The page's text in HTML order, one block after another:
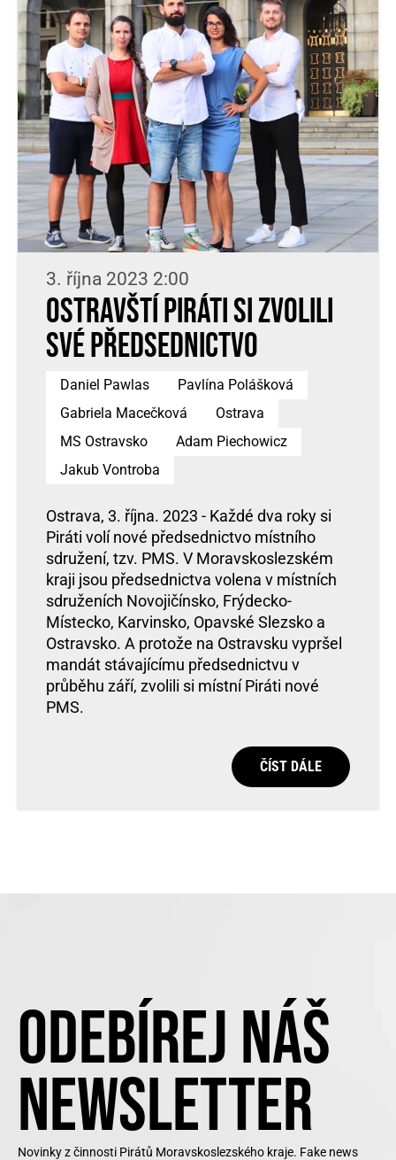
3. října 2023 2:00
Ostravští Piráti si zvolili
své předsednictvo
Daniel Pawlas
Pavlína Polášková
Gabriela Macečková
Ostrava
MS Ostravsko
Adam Piechowicz
Jakub Vontroba
Ostrava, 3. října. 2023 - Každé dva roky si
Piráti volí nové předsednictvo místního
sdružení, tzv. PMS. V Moravskoslezském
kraji jsou předsednictva volena v místních
sdruženích Novojičínsko, Frýdecko-
Místecko, Karvinsko, Opavské Slezsko a
Ostravsko. A protože na Ostravsku vypršel
mandát stávajícímu předsednictvu v
průběhu září, zvolili si místní Piráti nové
PMS.
ČÍST DÁLE
ODEBÍREJ NÁŠ
NEWSLETTER
Novinky z činnosti Pirátů Moravskoslezského kraje. Fake news